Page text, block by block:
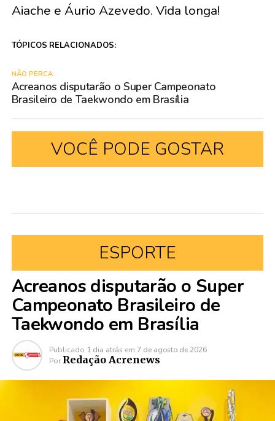
Aiache e Áurio Azevedo. Vida longa!
TÓPICOS RELACIONADOS:
NÃO PERCA
Acreanos disputarão o Super Campeonato
Brasileiro de Taekwondo em Brasília
VOCÊ PODE GOSTAR
ESPORTE
Acreanos disputarão o Super
Campeonato Brasileiro de
Taekwondo em Brasília
Publicado 1 dia atrás em 7 de agosto de 2026
Por Redação Acrenews